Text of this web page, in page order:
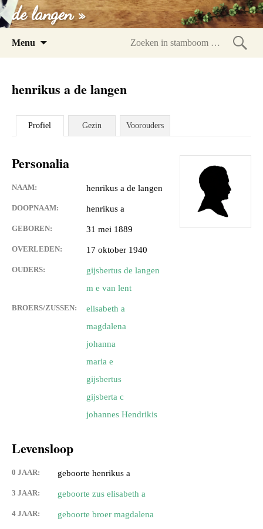
de langen »
Menu
henrikus a de langen
Profiel Gezin Voorouders
Personalia
NAAM: henrikus a de langen
DOOPNAAM: henrikus a
GEBOREN: 31 mei 1889
OVERLEDEN: 17 oktober 1940
OUDERS:
gijsbertus de langen
m e van lent
BROERS/ZUSSEN:
elisabeth a
magdalena
johanna
maria e
gijsbertus
gijsberta c
johannes Hendrikis
Levensloop
0 JAAR: geboorte henrikus a
3 JAAR: geboorte zus elisabeth a
4 JAAR: geboorte broer magdalena